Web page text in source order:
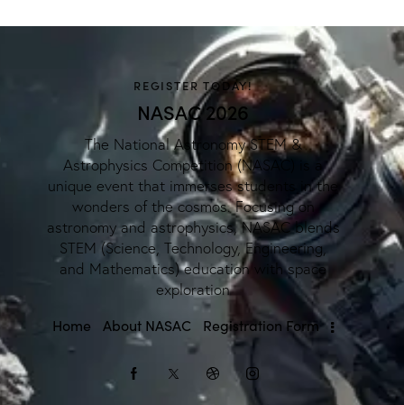
REGISTER TODAY!
NASAC 2026
The National Astronomy STEM &
Astrophysics Competition (NASAC) is a
unique event that immerses students in the
wonders of the cosmos. Focusing on
astronomy and astrophysics, NASAC blends
STEM (Science, Technology, Engineering,
and Mathematics) education with space
exploration
Home
About NASAC Registration Form